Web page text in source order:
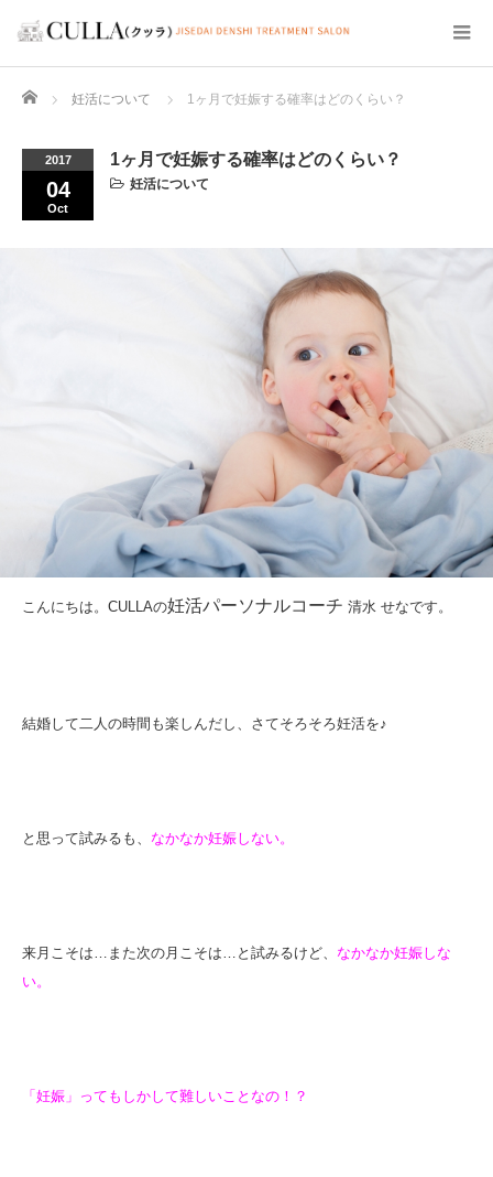
Home 妊活について 1ヶ月で妊娠する確率はどのくらい？
2017
04
Oct
1ヶ月で妊娠する確率はどのくらい？
妊活について
こんにちは。CULLAの妊活パーソナルコーチ 清水 せなです。
結婚して二人の時間も楽しんだし、さてそろそろ妊活を♪
と思って試みるも、 なかなか妊娠しない。
来月こそは…また次の月こそは…と試みるけど、 なかなか妊娠しな
い。
「妊娠」ってもしかして難しいことなの！？